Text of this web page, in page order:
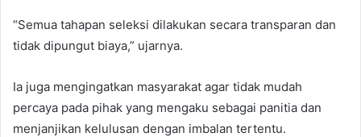
“Semua tahapan seleksi dilakukan secara transparan dan
tidak dipungut biaya,” ujarnya.
Ia juga mengingatkan masyarakat agar tidak mudah
percaya pada pihak yang mengaku sebagai panitia dan
menjanjikan kelulusan dengan imbalan tertentu.